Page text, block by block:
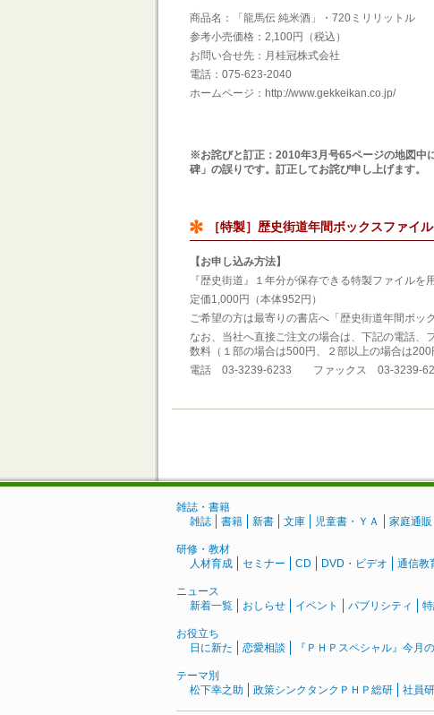
商品名：「龍馬伝 純米酒」・720ミリリットル
参考小売価格：2,100円（税込）
お問い合せ先：月桂冠株式会社
電話：075-623-2040
ホームページ：http://www.gekkeikan.co.jp/
※お詫びと訂正：2010年3月号65ページの地図中
碑」の誤りです。訂正してお詫び申し上げます。
［特製］歴史街道年間ボックスファイル
【お申し込み方法】
『歴史街道』１年分が保存できる特製ファイルを
定価1,000円（本体952円）
ご希望の方は最寄りの書店へ「歴史街道年間ボッ
なお、当社へ直接ご注文の場合は、下記の電話、
数料（１部の場合は500円、２部以上の場合は200
電話 03-3239-6233 ファックス 03-3239-
雑誌・書籍
雑誌
書籍 新書 文庫 児童書・ＹＡ 家庭通販
研修・教材
人材育成
セミナー CD DVD・ビデオ 通信教
ニュース
新着一覧
おしらせ イベント パブリシティ
お役立ち
日に新た
恋愛相談 『ＰＨＰスペシャル』今月
テーマ別
松下幸之助
政策シンクタンクＰＨＰ総研 社員